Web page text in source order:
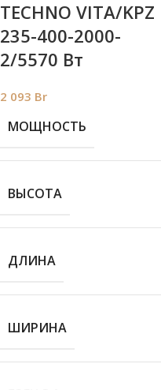
TECHNO VITA/KPZ
235-400-2000-
2/5570 Вт
2 093 Br
МОЩНОСТЬ
ВЫСОТА
ДЛИНА
ШИРИНА